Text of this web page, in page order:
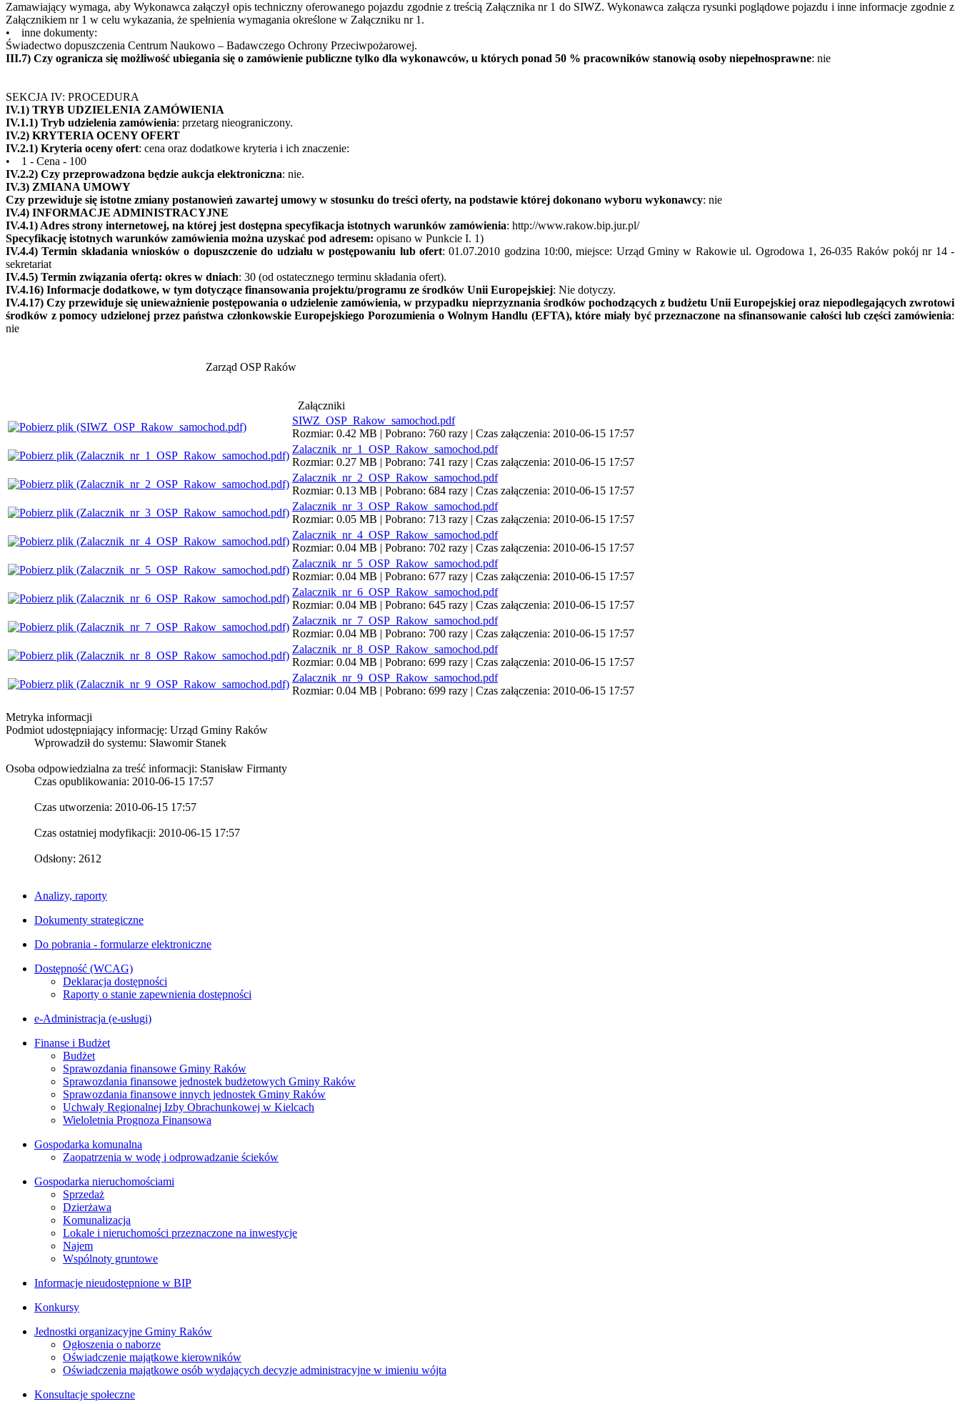
Zamawiający wymaga, aby Wykonawca załączył opis techniczny oferowanego pojazdu zgodnie z treścią Załącznika nr 1 do SIWZ. Wykonawca załącza rysunki poglądowe pojazdu i inne informacje zgodnie z
Załącznikiem nr 1 w celu wykazania, że spełnienia wymagania określone w Załączniku nr 1.
• inne dokumenty:
Świadectwo dopuszczenia Centrum Naukowo – Badawczego Ochrony Przeciwpożarowej.
III.7) Czy ogranicza się możliwość ubiegania się o zamówienie publiczne tylko dla wykonawców, u których ponad 50 % pracowników stanowią osoby niepełnosprawne: nie
SEKCJA IV: PROCEDURA
IV.1) TRYB UDZIELENIA ZAMÓWIENIA
IV.1.1) Tryb udzielenia zamówienia: przetarg nieograniczony.
IV.2) KRYTERIA OCENY OFERT
IV.2.1) Kryteria oceny ofert: cena oraz dodatkowe kryteria i ich znaczenie:
• 1 - Cena - 100
IV.2.2) Czy przeprowadzona będzie aukcja elektroniczna: nie.
IV.3) ZMIANA UMOWY
Czy przewiduje się istotne zmiany postanowień zawartej umowy w stosunku do treści oferty, na podstawie której dokonano wyboru wykonawcy: nie
IV.4) INFORMACJE ADMINISTRACYJNE
IV.4.1) Adres strony internetowej, na której jest dostępna specyfikacja istotnych warunków zamówienia: http://www.rakow.bip.jur.pl/
Specyfikację istotnych warunków zamówienia można uzyskać pod adresem: opisano w Punkcie I. 1)
IV.4.4) Termin składania wniosków o dopuszczenie do udziału w postępowaniu lub ofert: 01.07.2010 godzina 10:00, miejsce: Urząd Gminy w Rakowie ul. Ogrodowa 1, 26-035 Raków pokój nr 14 -
sekretariat
IV.4.5) Termin związania ofertą: okres w dniach: 30 (od ostatecznego terminu składania ofert).
IV.4.16) Informacje dodatkowe, w tym dotyczące finansowania projektu/programu ze środków Unii Europejskiej: Nie dotyczy.
IV.4.17) Czy przewiduje się unieważnienie postępowania o udzielenie zamówienia, w przypadku nieprzyznania środków pochodzących z budżetu Unii Europejskiej oraz niepodlegających zwrotowi
środków z pomocy udzielonej przez państwa członkowskie Europejskiego Porozumienia o Wolnym Handlu (EFTA), które miały być przeznaczone na sfinansowanie całości lub części zamówienia:
nie
Zarząd OSP Raków
Załączniki
SIWZ_OSP_Rakow_samochod.pdf
Rozmiar: 0.42 MB | Pobrano: 760 razy | Czas załączenia: 2010-06-15 17:57
Zalacznik_nr_1_OSP_Rakow_samochod.pdf
Rozmiar: 0.27 MB | Pobrano: 741 razy | Czas załączenia: 2010-06-15 17:57
Zalacznik_nr_2_OSP_Rakow_samochod.pdf
Rozmiar: 0.13 MB | Pobrano: 684 razy | Czas załączenia: 2010-06-15 17:57
Zalacznik_nr_3_OSP_Rakow_samochod.pdf
Rozmiar: 0.05 MB | Pobrano: 713 razy | Czas załączenia: 2010-06-15 17:57
Zalacznik_nr_4_OSP_Rakow_samochod.pdf
Rozmiar: 0.04 MB | Pobrano: 702 razy | Czas załączenia: 2010-06-15 17:57
Zalacznik_nr_5_OSP_Rakow_samochod.pdf
Rozmiar: 0.04 MB | Pobrano: 677 razy | Czas załączenia: 2010-06-15 17:57
Zalacznik_nr_6_OSP_Rakow_samochod.pdf
Rozmiar: 0.04 MB | Pobrano: 645 razy | Czas załączenia: 2010-06-15 17:57
Zalacznik_nr_7_OSP_Rakow_samochod.pdf
Rozmiar: 0.04 MB | Pobrano: 700 razy | Czas załączenia: 2010-06-15 17:57
Zalacznik_nr_8_OSP_Rakow_samochod.pdf
Rozmiar: 0.04 MB | Pobrano: 699 razy | Czas załączenia: 2010-06-15 17:57
Zalacznik_nr_9_OSP_Rakow_samochod.pdf
Rozmiar: 0.04 MB | Pobrano: 699 razy | Czas załączenia: 2010-06-15 17:57
Metryka informacji
Podmiot udostępniający informację: Urząd Gminy Raków
Wprowadził do systemu: Sławomir Stanek
Osoba odpowiedzialna za treść informacji: Stanisław Firmanty
Czas opublikowania: 2010-06-15 17:57
Czas utworzenia: 2010-06-15 17:57
Czas ostatniej modyfikacji: 2010-06-15 17:57
Odsłony: 2612
Analizy, raporty
Dokumenty strategiczne
Do pobrania - formularze elektroniczne
Dostępność (WCAG)
Deklaracja dostępności
Raporty o stanie zapewnienia dostępności
e-Administracja (e-usługi)
Finanse i Budżet
Budżet
Sprawozdania finansowe Gminy Raków
Sprawozdania finansowe jednostek budżetowych Gminy Raków
Sprawozdania finansowe innych jednostek Gminy Raków
Uchwały Regionalnej Izby Obrachunkowej w Kielcach
Wieloletnia Prognoza Finansowa
Gospodarka komunalna
Zaopatrzenia w wodę i odprowadzanie ścieków
Gospodarka nieruchomościami
Sprzedaż
Dzierżawa
Komunalizacja
Lokale i nieruchomości przeznaczone na inwestycje
Najem
Wspólnoty gruntowe
Informacje nieudostępnione w BIP
Konkursy
Jednostki organizacyjne Gminy Raków
Ogłoszenia o naborze
Oświadczenie majątkowe kierowników
Oświadczenia majątkowe osób wydających decyzje administracyjne w imieniu wójta
Konsultacje społeczne